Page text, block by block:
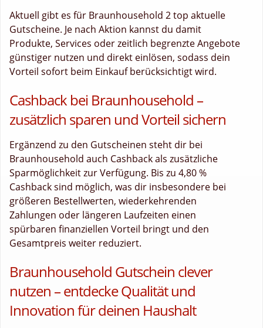
Aktuell gibt es für Braunhousehold 2 top aktuelle
Gutscheine. Je nach Aktion kannst du damit
Produkte, Services oder zeitlich begrenzte Angebote
günstiger nutzen und direkt einlösen, sodass dein
Vorteil sofort beim Einkauf berücksichtigt wird.
Cashback bei Braunhousehold –
zusätzlich sparen und Vorteil sichern
Ergänzend zu den Gutscheinen steht dir bei
Braunhousehold auch Cashback als zusätzliche
Sparmöglichkeit zur Verfügung. Bis zu 4,80 %
Cashback sind möglich, was dir insbesondere bei
größeren Bestellwerten, wiederkehrenden
Zahlungen oder längeren Laufzeiten einen
spürbaren finanziellen Vorteil bringt und den
Gesamtpreis weiter reduziert.
Braunhousehold Gutschein clever
nutzen – entdecke Qualität und
Innovation für deinen Haushalt